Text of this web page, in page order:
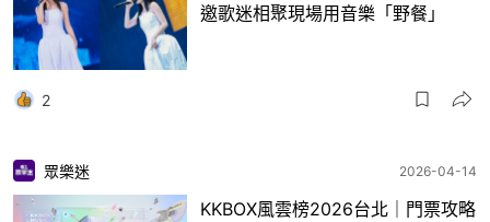
邀歌迷相聚現場用音樂「野餐」
2
眾樂迷 2026-04-14
KKBOX風雲榜2026台北｜門票攻略